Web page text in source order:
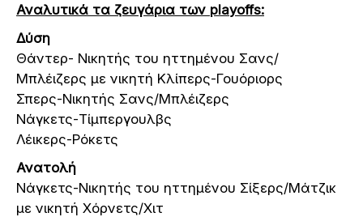
Αναλυτικά τα ζευγάρια των playoffs:
Δύση
Θάντερ- Νικητής του ηττημένου Σανς/
Μπλέιζερς με νικητή Κλίπερς-Γουόριορς
Σπερς-Νικητής Σανς/Μπλέιζερς
Νάγκετς-Τίμπεργουλβς
Λέικερς-Ρόκετς
Ανατολή
Νάγκετς-Νικητής του ηττημένου Σίξερς/Μάτζικ
με νικητή Χόρνετς/Χιτ